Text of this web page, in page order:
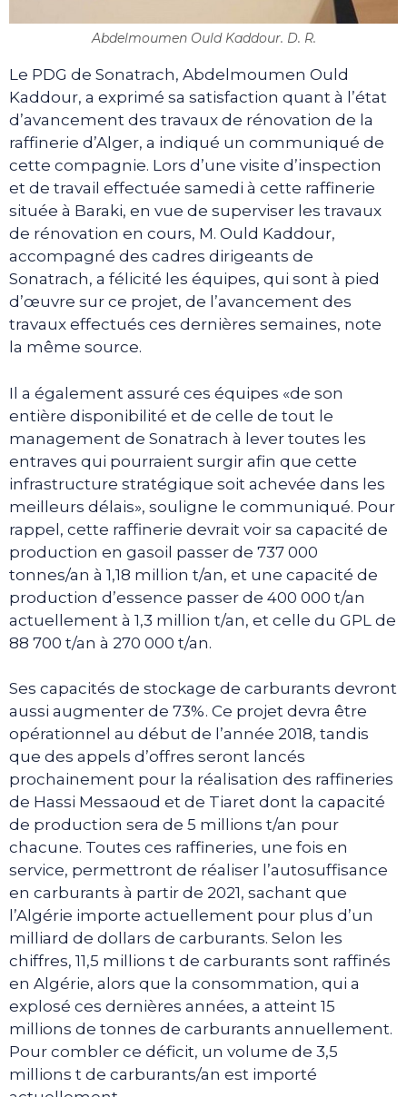
Abdelmoumen Ould Kaddour. D. R.
Le PDG de Sonatrach, Abdelmoumen Ould
Kaddour, a exprimé sa satisfaction quant à l’état
d’avancement des travaux de rénovation de la
raffinerie d’Alger, a indiqué un communiqué de
cette compagnie. Lors d’une visite d’inspection
et de travail effectuée samedi à cette raffinerie
située à Baraki, en vue de superviser les travaux
de rénovation en cours, M. Ould Kaddour,
accompagné des cadres dirigeants de
Sonatrach, a félicité les équipes, qui sont à pied
d’œuvre sur ce projet, de l’avancement des
travaux effectués ces dernières semaines, note
la même source.
Il a également assuré ces équipes «de son
entière disponibilité et de celle de tout le
management de Sonatrach à lever toutes les
entraves qui pourraient surgir afin que cette
infrastructure stratégique soit achevée dans les
meilleurs délais», souligne le communiqué. Pour
rappel, cette raffinerie devrait voir sa capacité de
production en gasoil passer de 737 000
tonnes/an à 1,18 million t/an, et une capacité de
production d’essence passer de 400 000 t/an
actuellement à 1,3 million t/an, et celle du GPL de
88 700 t/an à 270 000 t/an.
Ses capacités de stockage de carburants devront
aussi augmenter de 73%. Ce projet devra être
opérationnel au début de l’année 2018, tandis
que des appels d’offres seront lancés
prochainement pour la réalisation des raffineries
de Hassi Messaoud et de Tiaret dont la capacité
de production sera de 5 millions t/an pour
chacune. Toutes ces raffineries, une fois en
service, permettront de réaliser l’autosuffisance
en carburants à partir de 2021, sachant que
l’Algérie importe actuellement pour plus d’un
milliard de dollars de carburants. Selon les
chiffres, 11,5 millions t de carburants sont raffinés
en Algérie, alors que la consommation, qui a
explosé ces dernières années, a atteint 15
millions de tonnes de carburants annuellement.
Pour combler ce déficit, un volume de 3,5
millions t de carburants/an est importé